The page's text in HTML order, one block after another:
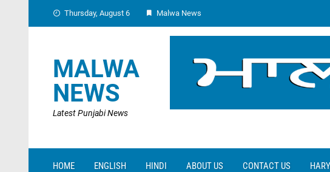
Thursday, August 6 Malwa News
MALWA
NEWS
Latest Punjabi News
HOME ENGLISH HINDI ABOUT US CONTACT US